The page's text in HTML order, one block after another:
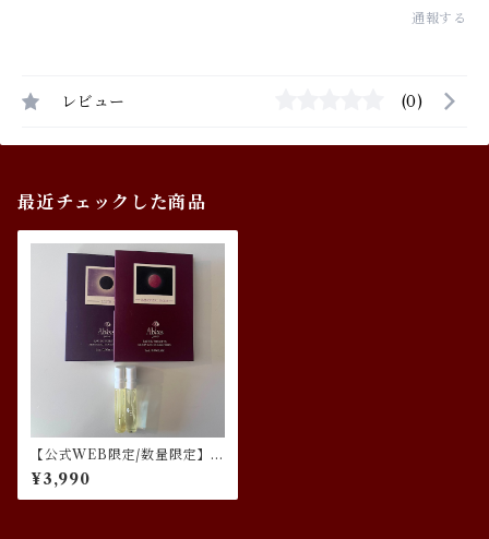
通報する
レビュー (0)
最近チェックした商品
【公式WEB限定/数量限定】
MOON EAUリリス＆皆既月
食ミニサイズ特別セット
¥3,990